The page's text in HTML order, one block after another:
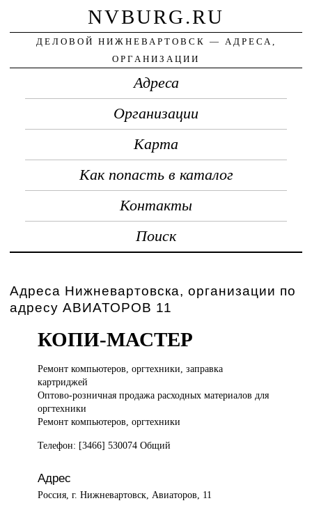
NVBURG.RU
ДЕЛОВОЙ НИЖНЕВАРТОВСК — АДРЕСА,
ОРГАНИЗАЦИИ
Адреса
Организации
Карта
Как попасть в каталог
Контакты
Поиск
Адреса Нижневартовска, организации по
адресу АВИАТОРОВ 11
КОПИ-МАСТЕР
Ремонт компьютеров,оргтехники, заправка
картриджей
Оптово-розничная продажа расходных материалов для
оргтехники
Ремонт компьютеров, оргтехники
Телефон: [3466] 530074 Общий
Адрес
Россия, г. Нижневартовск, Авиаторов, 11